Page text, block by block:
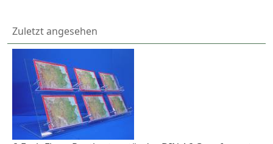
Zuletzt angesehen